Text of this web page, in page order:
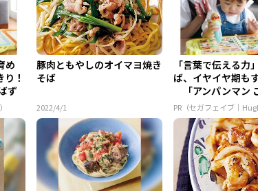
め
！
ず
豚肉ともやしのオイマヨ焼き
そば
2022/4/1
「言葉で伝える力
ば、イヤイヤ期も
「アンパンマン
かん...
PR（セガフェイブ｜